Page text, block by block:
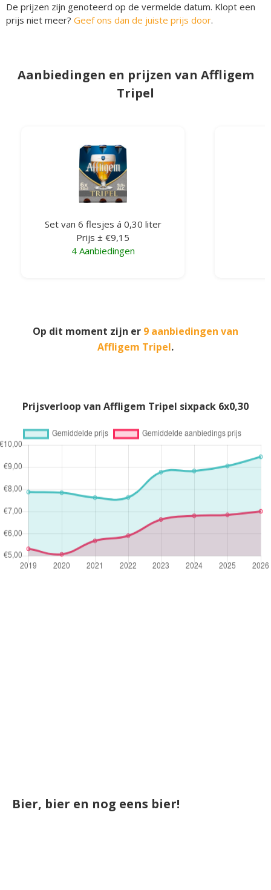
De prijzen zijn genoteerd op de vermelde datum. Klopt een
prijs niet meer? Geef ons dan de juiste prijs door.
Aanbiedingen en prijzen van Affligem
Tripel
Set van 6 flesjes á 0,30 liter
Prijs ± €9,15
4 Aanbiedingen
Op dit moment zijn er 9 aanbiedingen van
Affligem Tripel.
Prijsverloop van Affligem Tripel sixpack 6x0,30
Bier, bier en nog eens bier!